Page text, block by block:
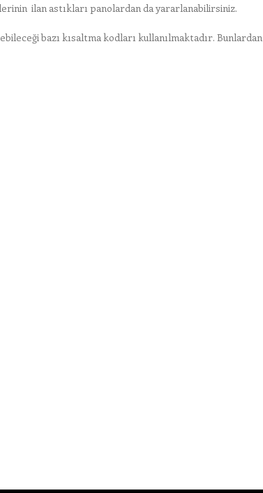
ilan astıkları panolardan da yararlanabilirsiniz.
bazı kısaltma kodları kullanılmaktadır. Bunlardan